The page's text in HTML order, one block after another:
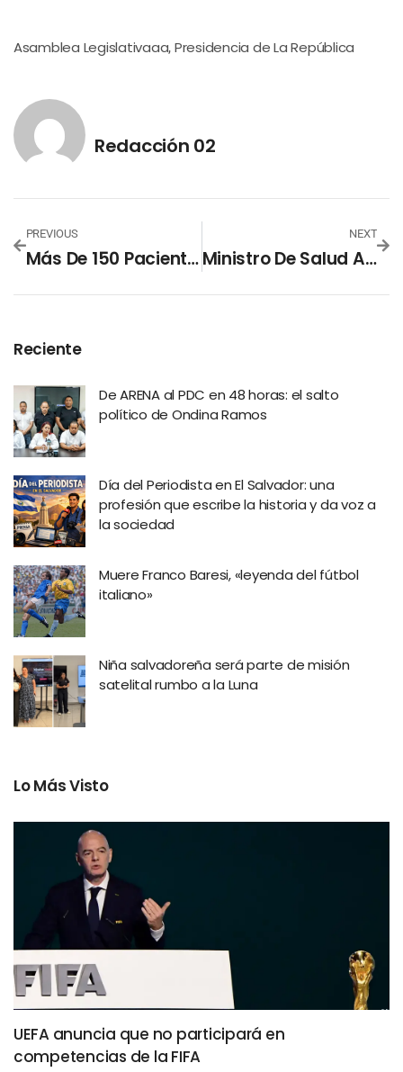
Asamblea Legislativaaa, Presidencia de La República
Redacción 02
PREVIOUS
Más De 150 Pacientes En Estado Grave Y Críticos En El Salvador
NEXT
Ministro De Salud Anuncia El Alta De Cinco Pacientes Recuperados De COVID-19
Reciente
De ARENA al PDC en 48 horas: el salto
político de Ondina Ramos
Día del Periodista en El Salvador: una
profesión que escribe la historia y da voz a
la sociedad
Muere Franco Baresi, «leyenda del fútbol
italiano»
Niña salvadoreña será parte de misión
satelital rumbo a la Luna
Lo Más Visto
UEFA anuncia que no participará en
competencias de la FIFA